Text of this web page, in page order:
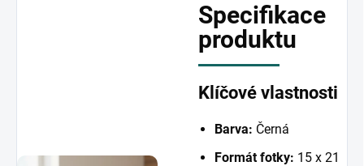
Specifikace
produktu
Klíčové vlastnosti
Barva: Černá
Formát fotky: 15 x 21